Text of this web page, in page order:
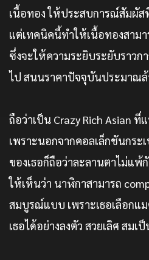
เนื้อทอง ให้ประสบการณ์สัมผั
แต่เทคนิคนี้ทำให้เนื้อทองสาม
ซึ่งจะให้ความระยิบระยับราว
ไป สนนราคาปัจจุบันประมาณ
ถือว่าเป็น Crazy Rich Asian ที่
เพราะนอกจากคอลเล็กชันกระ
ของเธอก็ถือว่าละลานตาไม่แพ้
ให้เห็นว่า นาฬิกาสามารถ
สมบูรณ์แบบ เพราะเธอเลือก
เธอได้อย่างลงตัว สวยเลิศ สมเป็